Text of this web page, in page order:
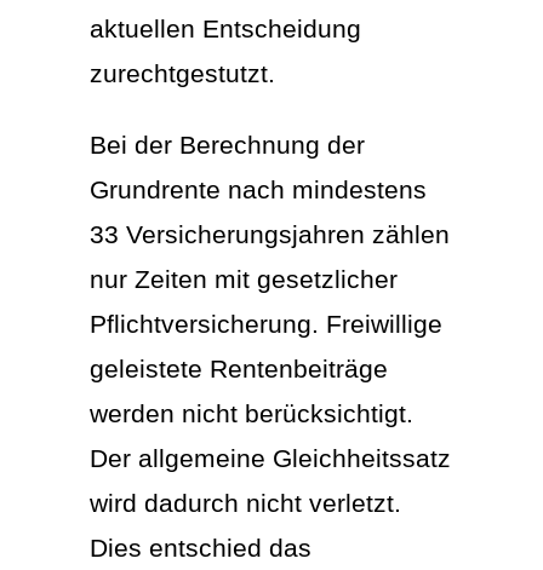
aktuellen Entscheidung
zurechtgestutzt.
Bei der Berechnung der
Grundrente nach mindestens
33 Versicherungsjahren zählen
nur Zeiten mit gesetzlicher
Pflichtversicherung. Freiwillige
geleistete Rentenbeiträge
werden nicht berücksichtigt.
Der allgemeine Gleichheitssatz
wird dadurch nicht verletzt.
Dies entschied das